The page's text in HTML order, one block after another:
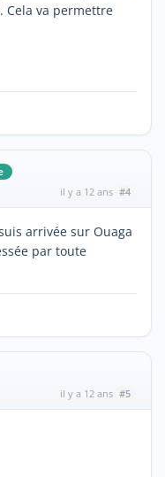
Cela va permettre
il y a 12 ans #4
arrivée sur Ouaga
par toute
il y a 12 ans #5